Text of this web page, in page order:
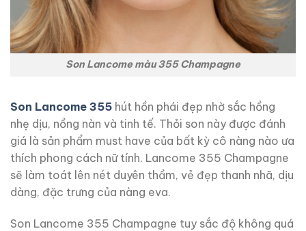
Son Lancome màu 355 Champagne
Son Lancome 355 hút hồn phái đẹp nhờ sắc hồng
nhẹ dịu, nồng nàn và tinh tế. Thỏi son này được đánh
giá là sản phẩm must have của bất kỳ cô nàng nào ưa
thích phong cách nữ tính. Lancome 355 Champagne
sẽ làm toát lên nét duyên thầm, vẻ đẹp thanh nhã, dịu
dàng, đặc trưng của nàng eva.
Son Lancome 355 Champagne tuy sắc độ không quá